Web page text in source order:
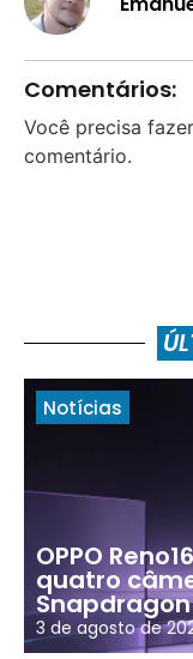
Comentários:
Você precisa
comentário.
Notícias
OPPO
quatro
3 de agosto de